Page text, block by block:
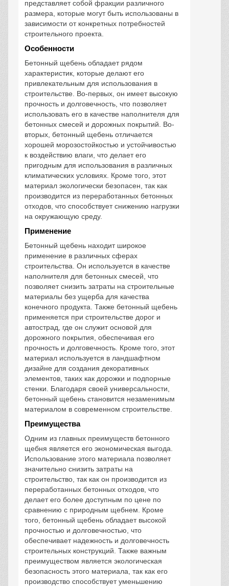
представляет собой фракции различного
размера, которые могут быть использованы в
зависимости от конкретных потребностей
строительного проекта.
Особенности
Бетонный щебень обладает рядом
характеристик, которые делают его
привлекательным для использования в
строительстве. Во-первых, он имеет высокую
прочность и долговечность, что позволяет
использовать его в качестве наполнителя для
бетонных смесей и дорожных покрытий. Во-
вторых, бетонный щебень отличается
хорошей морозостойкостью и устойчивостью
к воздействию влаги, что делает его
пригодным для использования в различных
климатических условиях. Кроме того, этот
материал экологически безопасен, так как
производится из переработанных бетонных
отходов, что способствует снижению нагрузки
на окружающую среду.
Применение
Бетонный щебень находит широкое
применение в различных сферах
строительства. Он используется в качестве
наполнителя для бетонных смесей, что
позволяет снизить затраты на строительные
материалы без ущерба для качества
конечного продукта. Также бетонный щебень
применяется при строительстве дорог и
автострад, где он служит основой для
дорожного покрытия, обеспечивая его
прочность и долговечность. Кроме того, этот
материал используется в ландшафтном
дизайне для создания декоративных
элементов, таких как дорожки и подпорные
стенки. Благодаря своей универсальности,
бетонный щебень становится незаменимым
материалом в современном строительстве.
Преимущества
Одним из главных преимуществ бетонного
щебня является его экономическая выгода.
Использование этого материала позволяет
значительно снизить затраты на
строительство, так как он производится из
переработанных бетонных отходов, что
делает его более доступным по цене по
сравнению с природным щебнем. Кроме
того, бетонный щебень обладает высокой
прочностью и долговечностью, что
обеспечивает надежность и долговечность
строительных конструкций. Также важным
преимуществом является экологическая
безопасность этого материала, так как его
производство способствует уменьшению